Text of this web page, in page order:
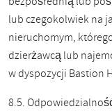
lub czegokolwiek na
nieruchomym,
dzierżawcą lub
w dyspozycji Bastion
8.5.